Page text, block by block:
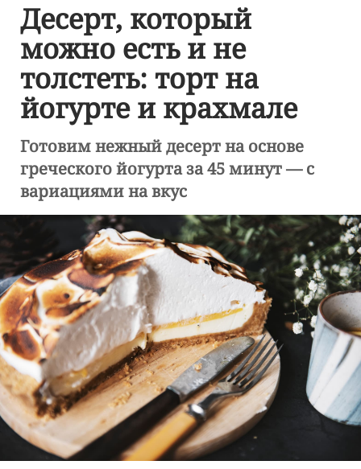
Десерт, который
можно есть и не
толстеть: торт на
йогурте и крахмале
Готовим нежный десерт на основе
греческого йогурта за 45 минут — с
вариациями на вкус